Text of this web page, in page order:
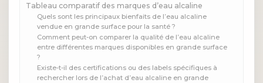
Tableau comparatif des marques d’eau alcaline
Quels sont les principaux bienfaits de l’eau alcaline
vendue en grande surface pour la santé ?
Comment peut-on comparer la qualité de l’eau alcaline
entre différentes marques disponibles en grande surface
?
Existe-t-il des certifications ou des labels spécifiques à
rechercher lors de l’achat d’eau alcaline en grande